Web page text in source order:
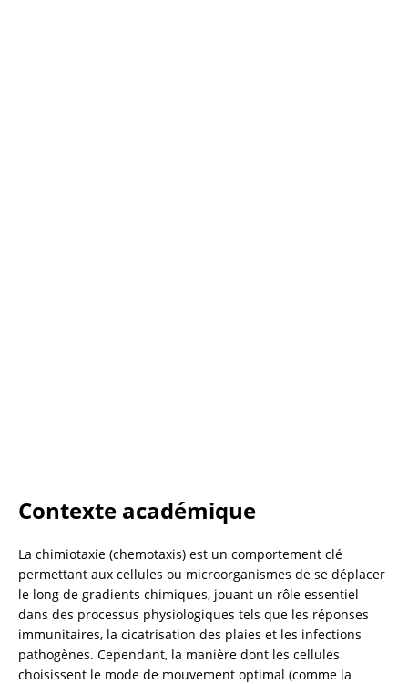
Contexte académique
La chimiotaxie (chemotaxis) est un comportement clé
permettant aux cellules ou microorganismes de se déplacer
le long de gradients chimiques, jouant un rôle essentiel
dans des processus physiologiques tels que les réponses
immunitaires, la cicatrisation des plaies et les infections
pathogènes. Cependant, la manière dont les cellules
choisissent le mode de mouvement optimal (comme la